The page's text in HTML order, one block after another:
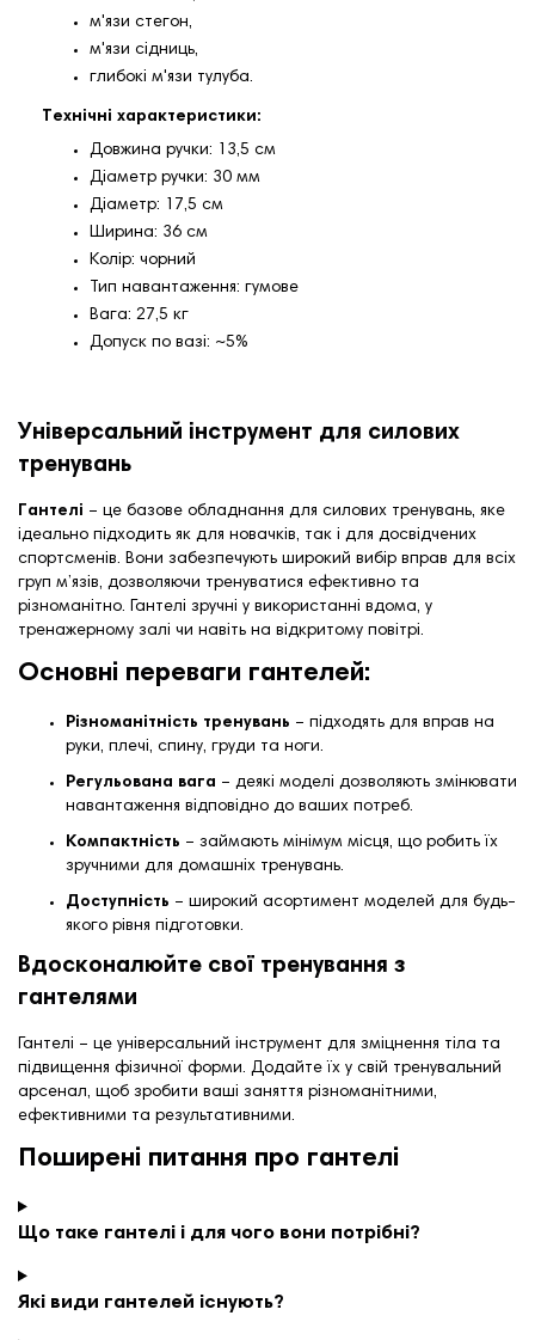
м'язи стегон,
м'язи сідниць,
глибокі м'язи тулуба.
Технічні характеристики:
Довжина ручки: 13,5 см
Діаметр ручки: 30 мм
Діаметр: 17,5 см
Ширина: 36 см
Колір: чорний
Тип навантаження: гумове
Вага: 27,5 кг
Допуск по вазі: ~5%
Універсальний інструмент для силових
тренувань
Гантелі – це базове обладнання для силових тренувань, яке
ідеально підходить як для новачків, так і для досвідчених
спортсменів. Вони забезпечують широкий вибір вправ для всіх
груп м’язів, дозволяючи тренуватися ефективно та
різноманітно. Гантелі зручні у використанні вдома, у
тренажерному залі чи навіть на відкритому повітрі.
Основні переваги гантелей:
Різноманітність тренувань – підходять для вправ на
руки, плечі, спину, груди та ноги.
Регульована вага – деякі моделі дозволяють змінювати
навантаження відповідно до ваших потреб.
Компактність – займають мінімум місця, що робить їх
зручними для домашніх тренувань.
Доступність – широкий асортимент моделей для будь-
якого рівня підготовки.
Вдосконалюйте свої тренування з
гантелями
Гантелі – це універсальний інструмент для зміцнення тіла та
підвищення фізичної форми. Додайте їх у свій тренувальний
арсенал, щоб зробити ваші заняття різноманітними,
ефективними та результативними.
Поширені питання про гантелі
Що таке гантелі і для чого вони потрібні?
Які види гантелей існують?